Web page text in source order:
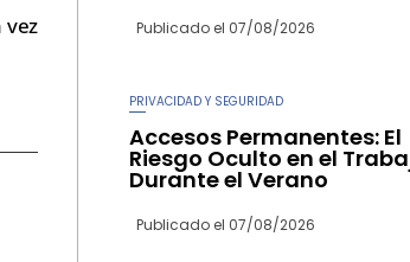
vez
Publicado el 07/08/2026
PRIVACIDAD Y SEGURIDAD
Accesos Permanentes: El
Riesgo Oculto en el
Durante el Verano
Publicado el 07/08/2026